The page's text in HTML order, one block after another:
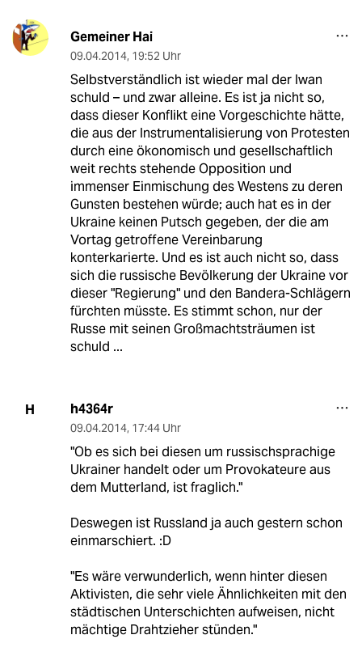
Gemeiner Hai
09.04.2014, 19:52 Uhr
Selbstverständlich ist wieder mal der Iwan
schuld – und zwar alleine. Es ist ja nicht so,
dass dieser Konflikt eine Vorgeschichte hätte,
die aus der Instrumentalisierung von Protesten
durch eine ökonomisch und gesellschaftlich
weit rechts stehende Opposition und
immenser Einmischung des Westens zu deren
Gunsten bestehen würde; auch hat es in der
Ukraine keinen Putsch gegeben, der die am
Vortag getroffene Vereinbarung
konterkarierte. Und es ist auch nicht so, dass
sich die russische Bevölkerung der Ukraine vor
dieser "Regierung" und den Bandera-Schlägern
fürchten müsste. Es stimmt schon, nur der
Russe mit seinen Großmachtsträumen ist
schuld ...
H h4364r
09.04.2014, 17:44 Uhr
"Ob es sich bei diesen um russischsprachige
Ukrainer handelt oder um Provokateure aus
dem Mutterland, ist fraglich."
Deswegen ist Russland ja auch gestern schon
einmarschiert. :D
"Es wäre verwunderlich, wenn hinter diesen
Aktivisten, die sehr viele Ähnlichkeiten mit den
städtischen Unterschichten aufweisen, nicht
mächtige Drahtzieher stünden."